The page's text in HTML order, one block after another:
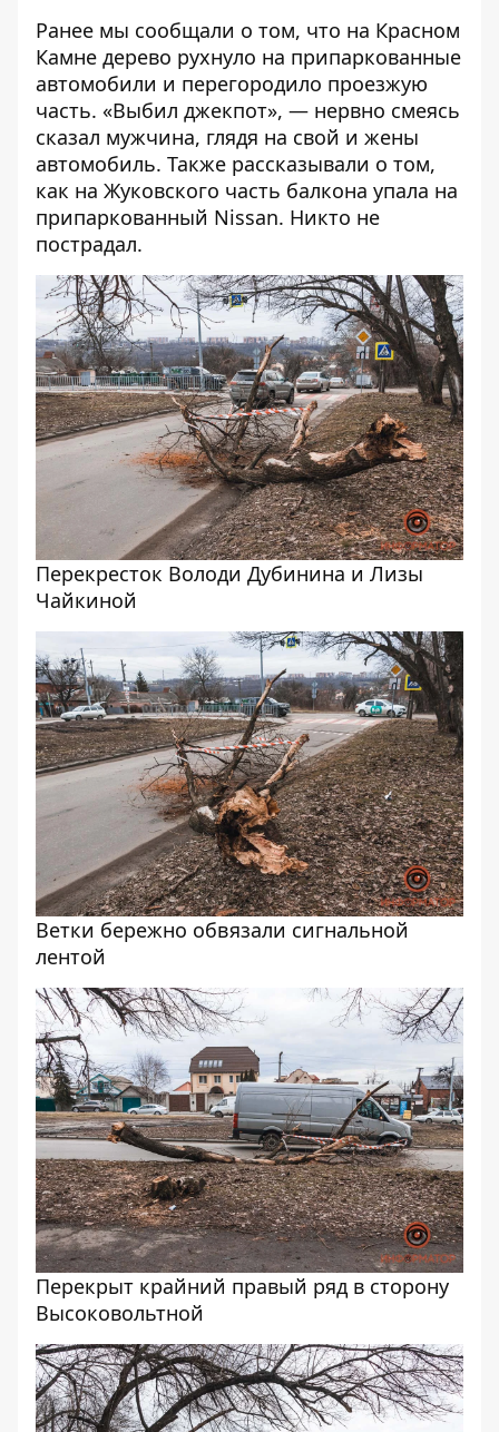
Ранее мы сообщали о том, что на Красном
Камне дерево рухнуло на припаркованные
автомобили и перегородило проезжую
часть. «Выбил джекпот», — нервно смеясь
сказал мужчина, глядя на свой и жены
автомобиль. Также рассказывали о том,
как на Жуковского часть балкона упала на
припаркованный Nissan. Никто не
пострадал.
Перекресток Володи Дубинина и Лизы
Чайкиной
Ветки бережно обвязали сигнальной
лентой
Перекрыт крайний правый ряд в сторону
Высоковольтной